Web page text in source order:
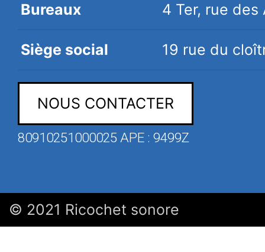
Bureaux 4 Ter, rue des
Siège social 19 rue du
NOUS CONTACTER
80910251000025 APE : 9499Z
© 2021 Ricochet sonore